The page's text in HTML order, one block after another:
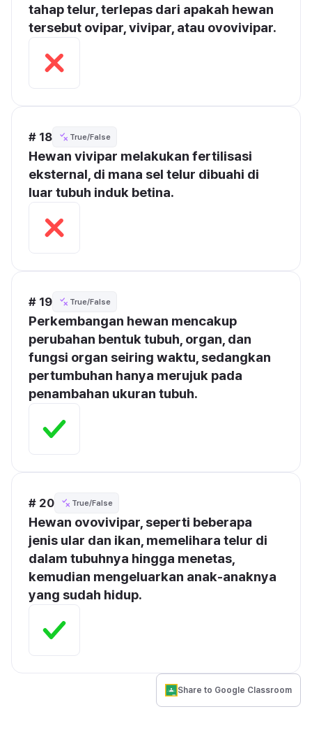
tahap telur, terlepas dari apakah hewan
tersebut ovipar, vivipar, atau ovovivipar.
# 18 True/False
Hewan vivipar melakukan fertilisasi
eksternal, di mana sel telur dibuahi di
luar tubuh induk betina.
# 19 True/False
Perkembangan hewan mencakup
perubahan bentuk tubuh, organ, dan
fungsi organ seiring waktu, sedangkan
pertumbuhan hanya merujuk pada
penambahan ukuran tubuh.
# 20 True/False
Hewan ovovivipar, seperti beberapa
jenis ular dan ikan, memelihara telur di
dalam tubuhnya hingga menetas,
kemudian mengeluarkan anak-anaknya
yang sudah hidup.
Share to Google Classroom